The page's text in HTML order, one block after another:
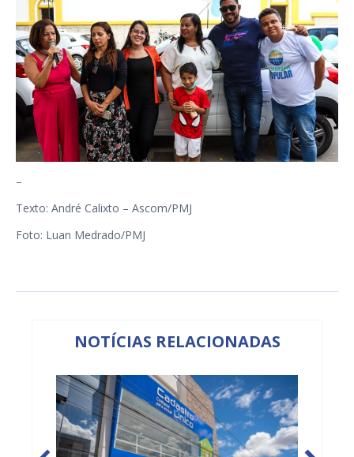
–
Texto: André Calixto – Ascom/PMJ
Foto: Luan Medrado/PMJ
NOTÍCIAS RELACIONADAS